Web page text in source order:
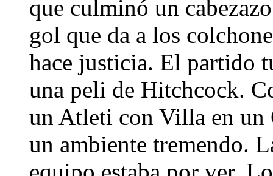
que culminó un
gol que da a los
hace justicia. El partido
una peli de Hitchcock.
un Atleti con Villa en un
un ambiente tremendo.